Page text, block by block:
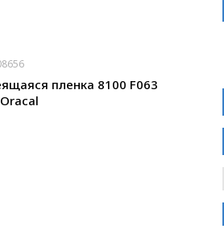
пленка 8100 F063